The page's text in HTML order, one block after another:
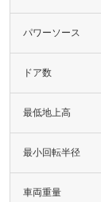
パワーソース
ドア数
最低地上高
最小回転半径
車両重量